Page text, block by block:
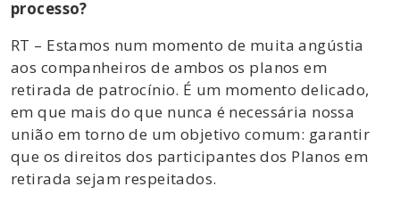
processo?
RT – Estamos num momento de muita angústia
aos companheiros de ambos os planos em
retirada de patrocínio. É um momento delicado,
em que mais do que nunca é necessária nossa
união em torno de um objetivo comum: garantir
que os direitos dos participantes dos Planos em
retirada sejam respeitados.